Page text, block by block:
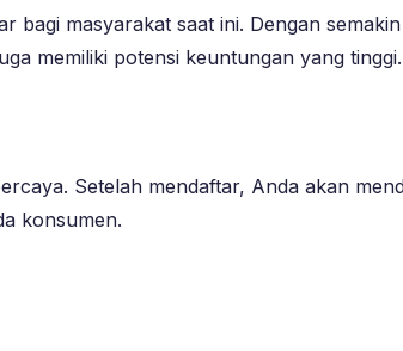
masyarakat saat ini. Dengan
memiliki potensi keuntungan yang tinggi.
Setelah mendaftar, Anda akan
konsumen.